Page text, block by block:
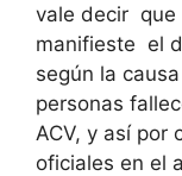
vale decir que
manifieste el
según la
personas
ACV, y así por
oficiales en el